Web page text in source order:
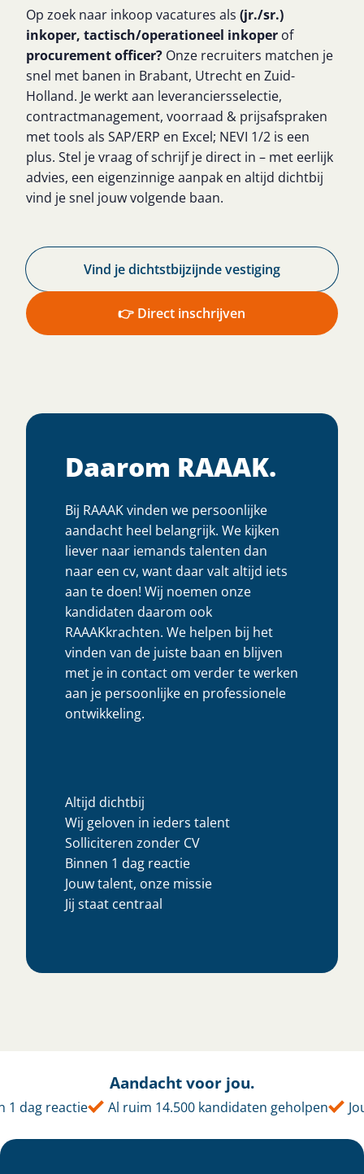
Op zoek naar inkoop vacatures als (jr./sr.)
inkoper, tactisch/operationeel inkoper of
procurement officer? Onze recruiters matchen je
snel met banen in Brabant, Utrecht en Zuid-
Holland. Je werkt aan leveranciersselectie,
contractmanagement, voorraad & prijsafspraken
met tools als SAP/ERP en Excel; NEVI 1/2 is een
plus. Stel je vraag of schrijf je direct in – met eerlijk
advies, een eigenzinnige aanpak en altijd dichtbij
vind je snel jouw volgende baan.
Vind je dichtstbijzijnde vestiging​
👉 Direct inschrijven
Daarom RAAAK.
Bij RAAAK vinden we persoonlijke
aandacht heel belangrijk. We kijken
liever naar iemands talenten dan
naar een cv, want daar valt altijd iets
aan te doen! Wij noemen onze
kandidaten daarom ook
RAAAKkrachten. We helpen bij het
vinden van de juiste baan en blijven
met je in contact om verder te werken
aan je persoonlijke en professionele
ontwikkeling.
Altijd dichtbij
Wij geloven in ieders talent
Solliciteren zonder CV
Binnen 1 dag reactie
Jouw talent, onze missie
Jij staat centraal
Aandacht voor jou.
dag reactie Al ruim 14.500 kandidaten geholpen